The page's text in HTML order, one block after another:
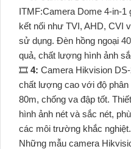
ITMF:Camera Dome 4-in-1
kết nối như TVI, AHD, CVI
sử dụng. Đèn hồng ngoại
quả, chất lượng hình ảnh
🎞 4: Camera Hikvision
chất lượng cao với độ phân
80m, chống va đập tốt.
hình ảnh nét và sắc nét,
các môi trường khắc nghiệt.
Những mẫu camera